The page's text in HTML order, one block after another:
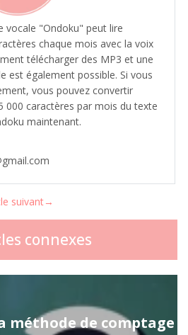
vocale "Ondoku" peut lire
chaque mois avec la voix
télécharger des MP3 et une
est également possible. Si vous
vous pouvez convertir
000 caractères par mois du texte
maintenant.
suivant→
connexes
méthode de comptage